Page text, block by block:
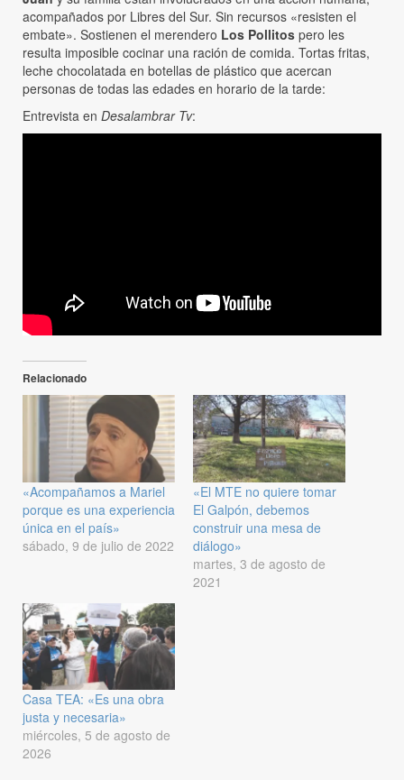
acompañados por Libres del Sur. Sin recursos «resisten el
embate». Sostienen el merendero Los Pollitos pero les
resulta imposible cocinar una ración de comida. Tortas fritas,
leche chocolatada en botellas de plástico que acercan
personas de todas las edades en horario de la tarde:
Entrevista en Desalambrar Tv:
Relacionado
«Acompañamos a Mariel
porque es una experiencia
única en el país»
sábado, 9 de julio de 2022
«El MTE no quiere tomar
El Galpón, debemos
construir una mesa de
diálogo»
martes, 3 de agosto de
2021
Casa TEA: «Es una obra
justa y necesaria»
miércoles, 5 de agosto de
2026